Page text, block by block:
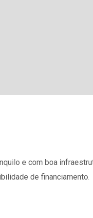
e com boa
de financiamento.